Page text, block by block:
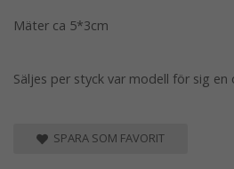
Mäter ca 5*3cm
Säljes per styck var modell för sig en
SPARA SOM FAVORIT